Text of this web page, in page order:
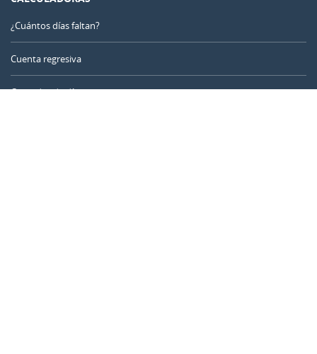
¿Cuántos días faltan?
Cuenta regresiva
Contador de días